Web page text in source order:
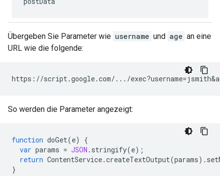
Übergeben Sie Parameter wie username und age an eine
URL wie die folgende:
So werden die Parameter angezeigt:
function doGet(e)
{
var params = JSON . stringify(e);
return ContentService.createTextOutput(params).
}